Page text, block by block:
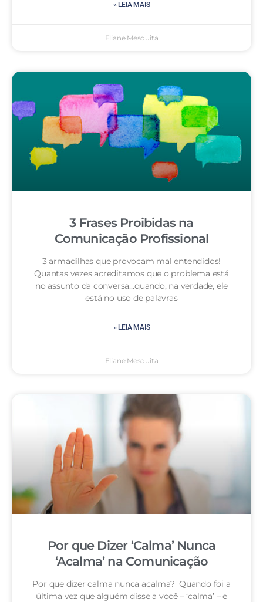
» LEIA MAIS
Eliane Mesquita
3 Frases Proibidas na
Comunicação Profissional
3 armadilhas que provocam mal entendidos!
Quantas vezes acreditamos que o problema está
no assunto da conversa…quando, na verdade, ele
está no uso de palavras
» LEIA MAIS
Eliane Mesquita
Por que Dizer ‘Calma’ Nunca
‘Acalma’ na Comunicação
Por que dizer calma nunca acalma? Quando foi a
última vez que alguém disse a você – ‘calma’ – e